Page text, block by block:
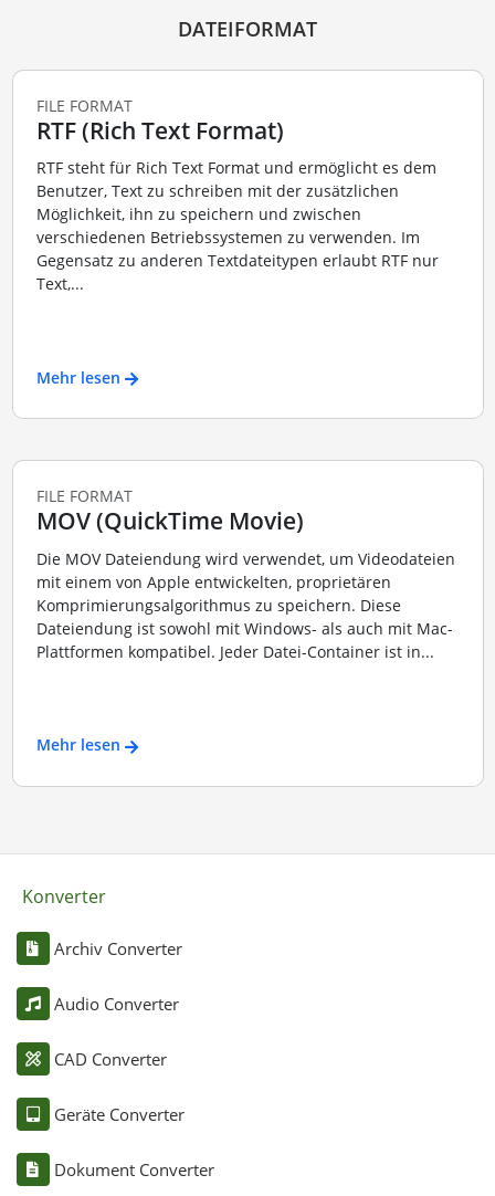
DATEIFORMAT
FILE FORMAT
RTF (Rich Text Format)
RTF steht für Rich Text Format und ermöglicht es dem
Benutzer, Text zu schreiben mit der zusätzlichen
Möglichkeit, ihn zu speichern und zwischen
verschiedenen Betriebssystemen zu verwenden. Im
Gegensatz zu anderen Textdateitypen erlaubt RTF nur
Text,...
Mehr lesen
FILE FORMAT
MOV (QuickTime Movie)
Die MOV Dateiendung wird verwendet, um Videodateien
mit einem von Apple entwickelten, proprietären
Komprimierungsalgorithmus zu speichern. Diese
Dateiendung ist sowohl mit Windows- als auch mit Mac-
Plattformen kompatibel. Jeder Datei-Container ist in...
Mehr lesen
Konverter
Archiv Converter
Audio Converter
CAD Converter
Geräte Converter
Dokument Converter